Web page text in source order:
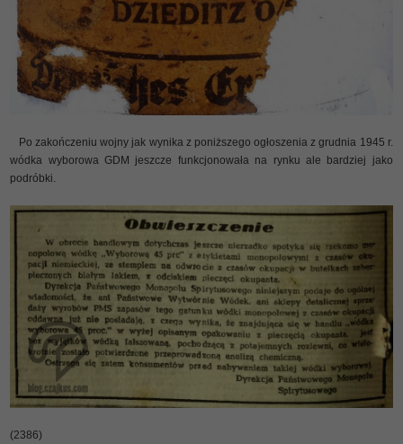
Po zakończeniu wojny jak wynika z poniższego ogłoszenia z grudnia 1945 r.
wódka wyborowa GDM jeszcze funkcjonowała na rynku ale bardziej jako
podróbki.
(2386)